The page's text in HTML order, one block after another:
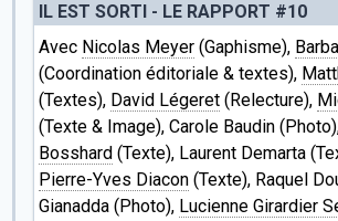
IL EST SORTI - LE RAPPORT #10
Avec Nicolas Meyer (Gaphisme),
(Coordination éditoriale & textes),
(Textes), David Légeret (Relecture),
(Texte & Image), Carole Baudin
Bosshard (Texte), Laurent Demarta
Pierre-Yves Diacon (Texte), Raquel
Gianadda (Photo), Lucienne Girardier